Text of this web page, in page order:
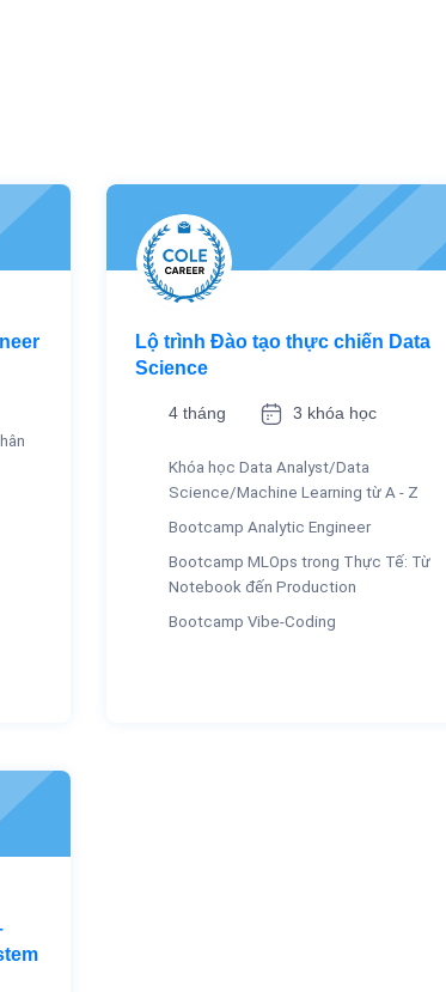
Lộ trình Đào tạo thực chiến Data
Science
4 tháng 3 khóa học
Khóa học Data Analyst/Data
Science/Machine Learning từ A - Z
Bootcamp Analytic Engineer
Bootcamp MLOps trong Thực Tế: Từ
Notebook đến Production
Bootcamp Vibe-Coding